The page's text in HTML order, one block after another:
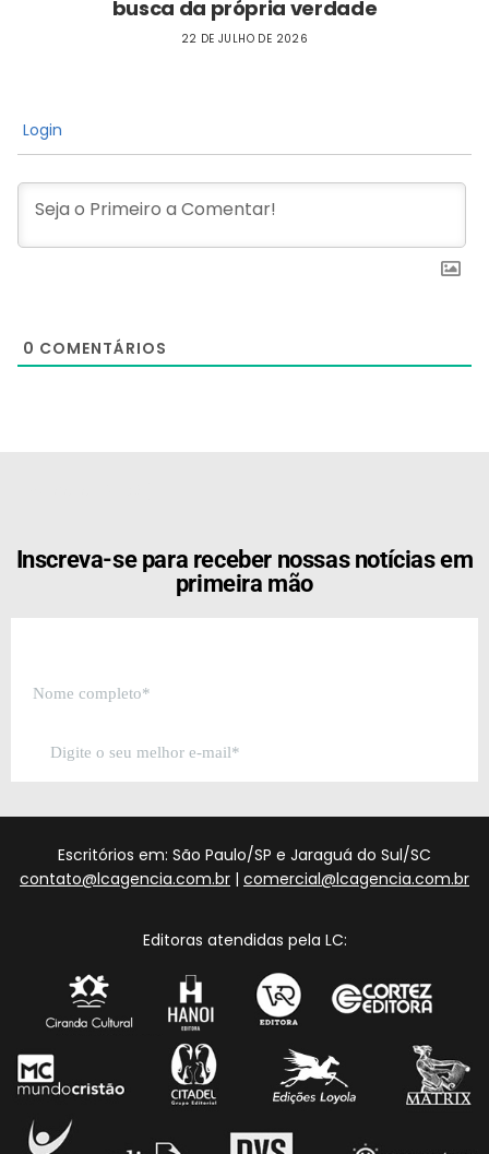
busca da própria verdade
22 DE JULHO DE 2026
Login
0 COMENTÁRIOS
Inscreva-se para receber nossas notícias em
primeira mão
Escritórios em: São Paulo/SP e Jaraguá do Sul/SC
contato@lcagencia.com.br | comercial@lcagencia.com.br
Editoras atendidas pela LC: